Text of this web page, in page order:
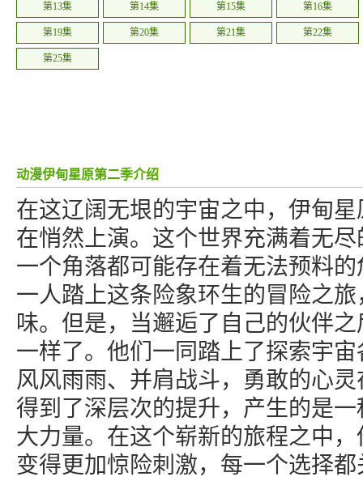
第13集 第14集 第15集 第16集
第19集 第20集 第21集 第22集
第25集
动漫伊甸星原第二季介绍
在这辽阔无垠的宇宙之中，伊甸
在悄然上演。这个世界充满着无
一个角落都可能存在着无法预料
一人踏上这条险象环生的冒险之
味。但是，当邂逅了自己的伙伴
一样了。他们一同踏上了探索宇
风风雨雨、并肩战斗，勇敢的心
得到了深层次的提升，产生的是
大力量。在这个崭新的旅程之中
变得更加惊险刺激，每一个选择